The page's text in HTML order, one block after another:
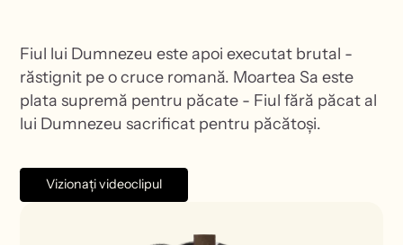
Fiul lui Dumnezeu este apoi executat brutal -
răstignit pe o cruce romană. Moartea Sa este
plata supremă pentru păcate - Fiul fără păcat al
lui Dumnezeu sacrificat pentru păcătoși.
Vizionați videoclipul